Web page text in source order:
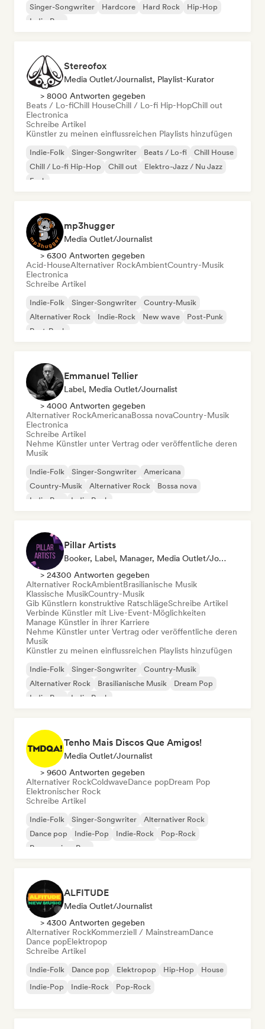
Singer-Songwriter Hardcore Hard Rock
Hip-Hop
Indie-Pop
Stereofox
Media Outlet/Journalist, Playlist-Kurator
> 8000 Antworten gegeben
Beats / Lo-fiChill HouseChill / Lo-fi Hip-HopChill out
Electronica
Schreibe Artikel
Künstler zu meinen einflussreichen Playlists hinzufügen
Indie-Folk Singer-Songwriter Beats / Lo-fi
Chill House
Chill / Lo-fi Hip-Hop
Chill out
Elektro-Jazz / Nu Jazz
Funk
mp3hugger
Media Outlet/Journalist
> 6300 Antworten gegeben
Acid-HouseAlternativer RockAmbientCountry-Musik
Electronica
Schreibe Artikel
Indie-Folk Singer-Songwriter
Country-Musik
Alternativer Rock
Indie-Rock New wave
Post-Punk
Post-Rock
Emmanuel Tellier
Label, Media Outlet/Journalist
> 4000 Antworten gegeben
Alternativer RockAmericanaBossa novaCountry-Musik
Electronica
Schreibe Artikel
Nehme Künstler unter Vertrag oder veröffentliche deren
Musik
Indie-Folk Singer-Songwriter
Americana
Country-Musik
Alternativer Rock
Bossa nova
Indie-Pop
Indie-Rock
Pillar Artists
Booker, Label, Manager, Media Outlet/Journalist, Mentorin, Playlist-Kurator
> 24300 Antworten gegeben
Alternativer RockAmbientBrasilianische Musik
Klassische MusikCountry-Musik
Gib Künstlern konstruktive RatschlägeSchreibe Artikel
Verbinde Künstler mit Live-Event-Möglichkeiten
Manage Künstler in ihrer Karriere
Nehme Künstler unter Vertrag oder veröffentliche deren
Musik
Künstler zu meinen einflussreichen Playlists hinzufügen
Indie-Folk Singer-Songwriter
Country-Musik
Alternativer Rock
Brasilianische Musik
Dream Pop
Indie-Pop
Indie-Rock
Tenho Mais Discos Que Amigos!
Media Outlet/Journalist
> 9600 Antworten gegeben
Alternativer RockColdwaveDance popDream Pop
Elektronischer Rock
Schreibe Artikel
Indie-Folk Singer-Songwriter
Alternativer Rock
Dance pop
Indie-Pop Indie-Rock
Pop-Rock
Progressiver Pop
ALFITUDE
Media Outlet/Journalist
> 4300 Antworten gegeben
Alternativer RockKommerziell / MainstreamDance
Dance popElektropop
Schreibe Artikel
Indie-Folk Dance pop Elektropop Hip-Hop
House
Indie-Pop
Indie-Rock Pop-Rock